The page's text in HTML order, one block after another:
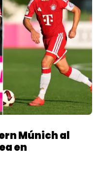
Múnich al
en